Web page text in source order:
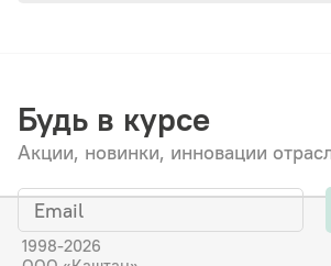
Будь в курсе
Акции, новинки, инновации
1998-2026